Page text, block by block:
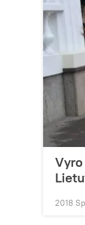
2018